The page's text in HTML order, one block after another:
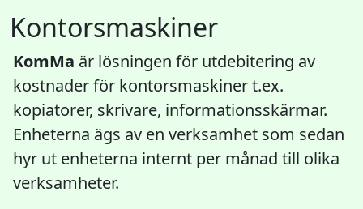
Kontorsmaskiner
KomMa är lösningen för utdebitering av
kostnader för kontorsmaskiner t.ex.
kopiatorer, skrivare, informationsskärmar.
Enheterna ägs av en verksamhet som sedan
hyr ut enheterna internt per månad till olika
verksamheter.